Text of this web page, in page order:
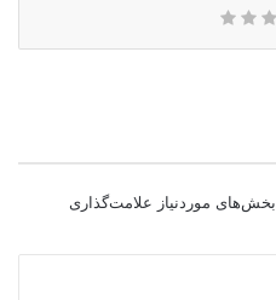
بخش‌های موردنیاز علامت‌گذاری